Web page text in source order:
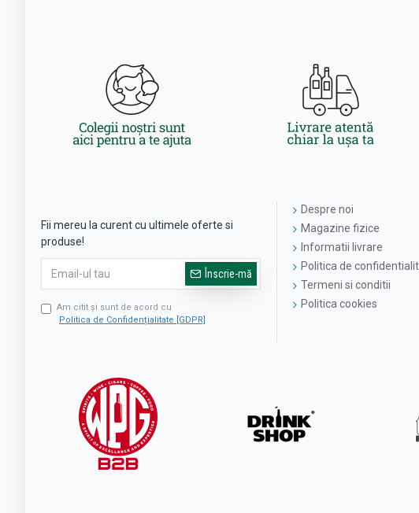
Fii mereu la curent cu ultimele oferte si
produse!
Înscrie-mă
Am citit şi sunt de acord cu
Politica de Confidențialitate [GDPR]
Despre noi
Magazine fizice
Informatii livrare
Politica de
Termeni si conditii
Politica cookies